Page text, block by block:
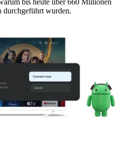
bis heute über 660 Millionen
durchgeführt wurden.